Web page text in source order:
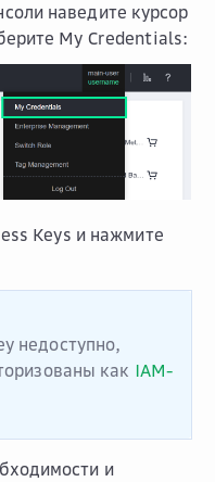
наведите курсор
My Credentials:
Keys и нажмите
недоступно,
как IAM-
и